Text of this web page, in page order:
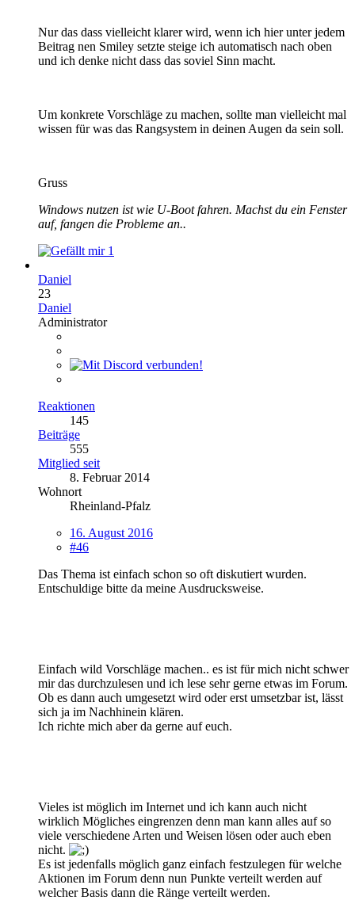
Nur das dass vielleicht klarer wird, wenn ich hier unter jedem
Beitrag nen Smiley setzte steige ich automatisch nach oben
und ich denke nicht dass das soviel Sinn macht.
Um konkrete Vorschläge zu machen, sollte man vielleicht mal
wissen für was das Rangsystem in deinen Augen da sein soll.
Gruss
Windows nutzen ist wie U-Boot fahren. Machst du ein Fenster
auf, fangen die Probleme an..
1
Daniel
23
Daniel
Administrator
Reaktionen
145
Beiträge
555
Mitglied seit
8. Februar 2014
Wohnort
Rheinland-Pfalz
16. August 2016
#46
Das Thema ist einfach schon so oft diskutiert wurden.
Entschuldige bitte da meine Ausdrucksweise.
Einfach wild Vorschläge machen.. es ist für mich nicht schwer
mir das durchzulesen und ich lese sehr gerne etwas im Forum.
Ob es dann auch umgesetzt wird oder erst umsetzbar ist, lässt
sich ja im Nachhinein klären.
Ich richte mich aber da gerne auf euch.
Vieles ist möglich im Internet und ich kann auch nicht
wirklich Mögliches eingrenzen denn man kann alles auf so
viele verschiedene Arten und Weisen lösen oder auch eben
nicht.
Es ist jedenfalls möglich ganz einfach festzulegen für welche
Aktionen im Forum denn nun Punkte verteilt werden auf
welcher Basis dann die Ränge verteilt werden.